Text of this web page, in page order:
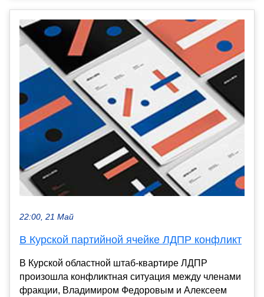
22:00, 21 Май
В Курской партийной ячейке ЛДПР конфликт
В Курской областной штаб-квартире ЛДПР
произошла конфликтная ситуация между членами
фракции, Владимиром Федоровым и Алексеем